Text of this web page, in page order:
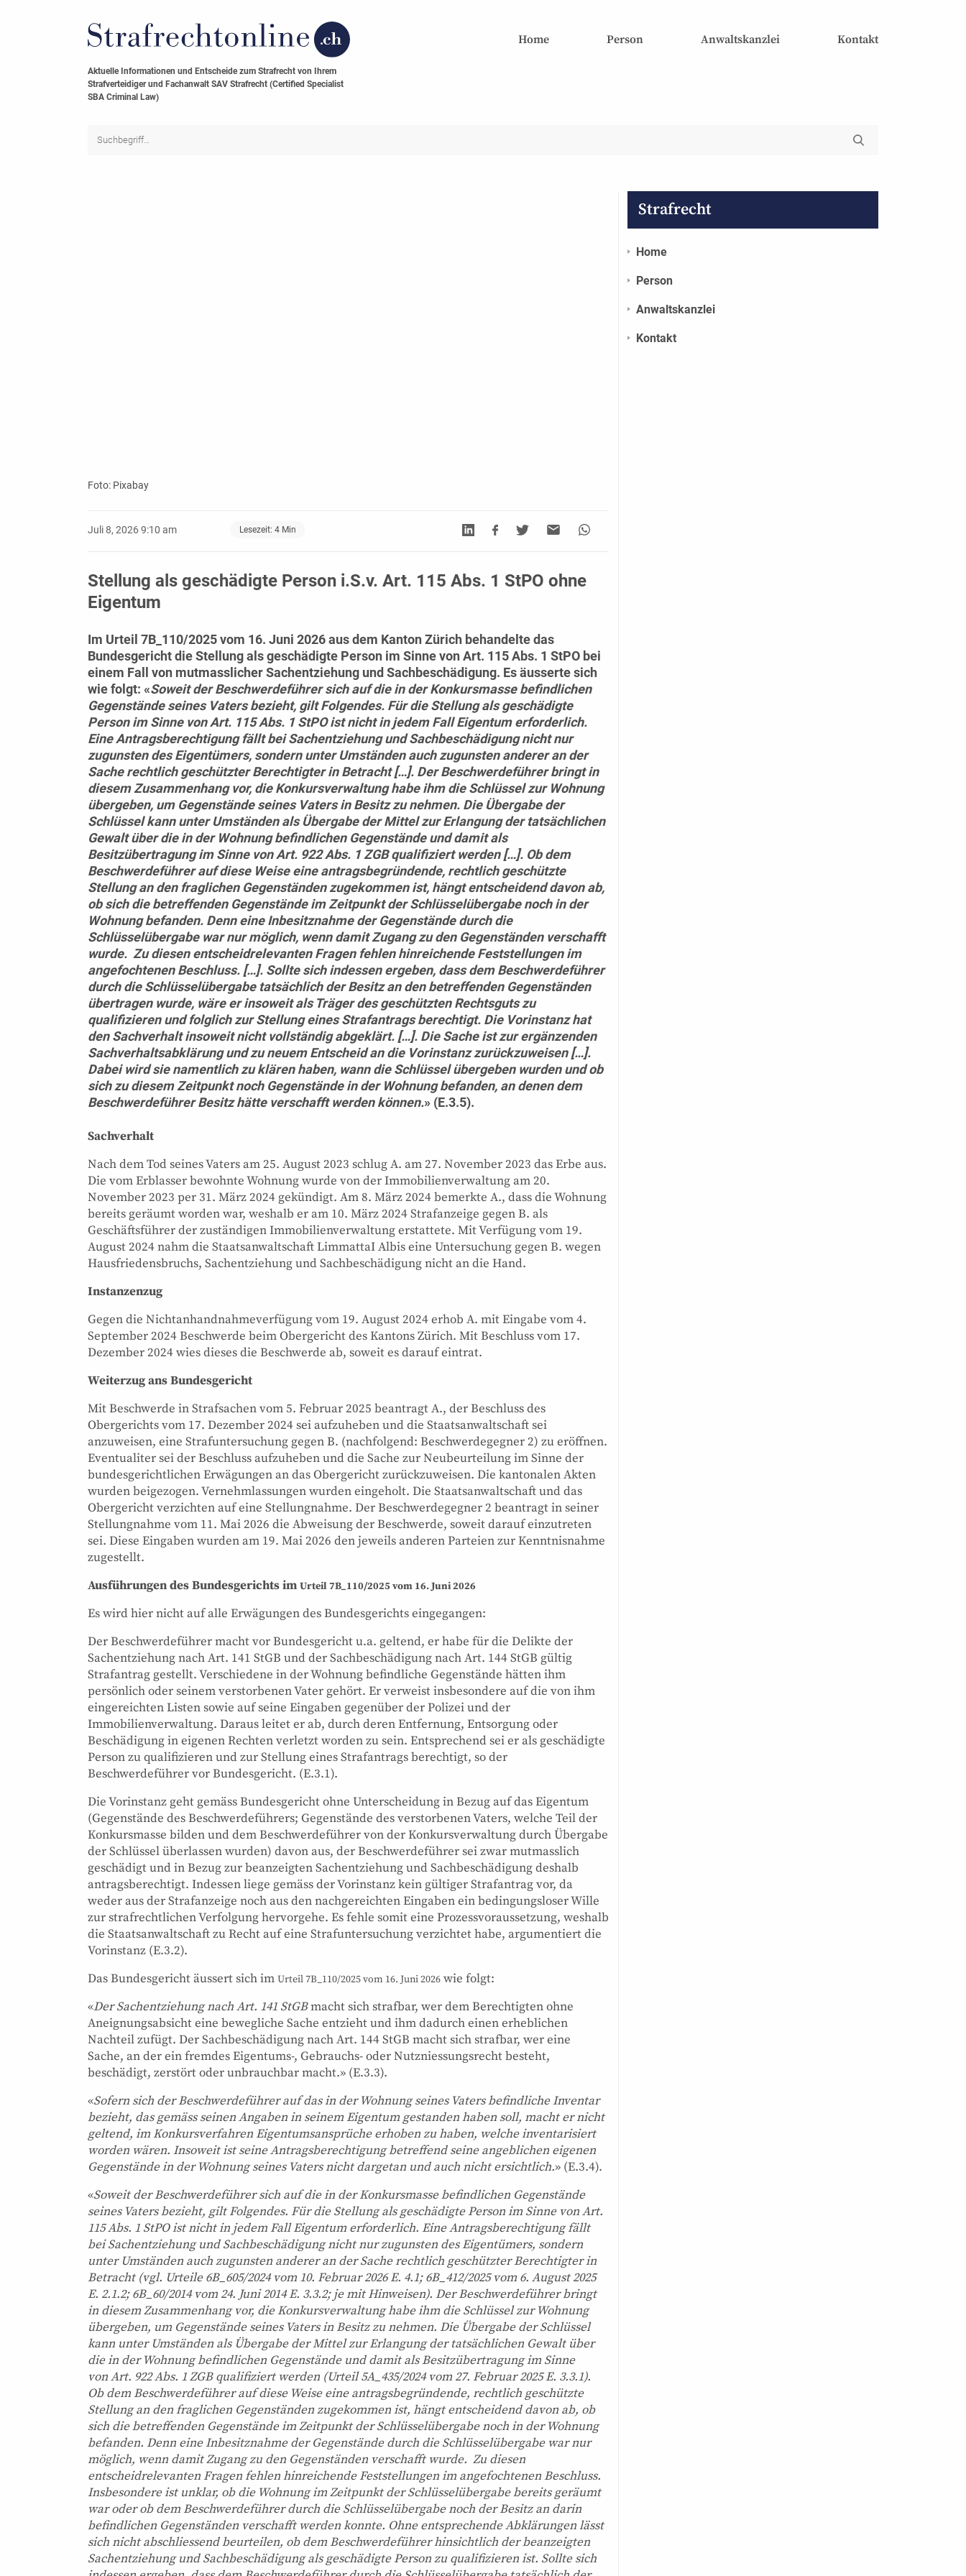
Aktuelle Informationen und Entscheide zum Strafrecht von Ihrem
Strafverteidiger und Fachanwalt SAV Strafrecht (Certified Specialist
SBA Criminal Law)
Home Person Anwaltskanzlei Kontakt
Foto: Pixabay
Juli 8, 2026 9:10 am Lesezeit: 4 Min
Stellung als geschädigte Person i.S.v. Art. 115 Abs. 1 StPO ohne
Eigentum
Im Urteil 7B_110/2025 vom 16. Juni 2026aus dem Kanton Zürich behandelte das
Bundesgericht die Stellung als geschädigte Person im Sinne von Art. 115 Abs. 1 StPO bei
einem Fall von mutmasslicher Sachentziehung und Sachbeschädigung. Es äusserte sich
wie folgt: «Soweit der Beschwerdeführer sich auf die in der Konkursmasse befindlichen
Gegenstände seines Vaters bezieht, gilt Folgendes. Für die Stellung als geschädigte
Person im Sinne von Art. 115 Abs. 1 StPO ist nicht in jedem Fall Eigentum erforderlich.
Eine Antragsberechtigung fällt bei Sachentziehung und Sachbeschädigung nicht nur
zugunsten des Eigentümers, sondern unter Umständen auch zugunsten anderer an der
Sache rechtlich geschützter Berechtigter in Betracht […]. Der Beschwerdeführer bringt in
diesem Zusammenhang vor, die Konkursverwaltung habe ihm die Schlüssel zur Wohnung
übergeben, um Gegenstände seines Vaters in Besitz zu nehmen. Die Übergabe der
Schlüssel kann unter Umständen als Übergabe der Mittel zur Erlangung der tatsächlichen
Gewalt über die in der Wohnung befindlichen Gegenstände und damit als
Besitzübertragung im Sinne von Art. 922 Abs. 1 ZGB qualifiziert werden […]. Ob dem
Beschwerdeführer auf diese Weise eine antragsbegründende, rechtlich geschützte
Stellung an den fraglichen Gegenständen zugekommen ist, hängt entscheidend davon ab,
ob sich die betreffenden Gegenstände im Zeitpunkt der Schlüsselübergabe noch in der
Wohnung befanden. Denn eine Inbesitznahme der Gegenstände durch die
Schlüsselübergabe war nur möglich, wenn damit Zugang zu den Gegenständen verschafft
wurde. Zu diesen entscheidrelevanten Fragen fehlen hinreichende Feststellungen im
angefochtenen Beschluss. […]. Sollte sich indessen ergeben, dass dem Beschwerdeführer
durch die Schlüsselübergabe tatsächlich der Besitz an den betreffenden Gegenständen
übertragen wurde, wäre er insoweit als Träger des geschützten Rechtsguts zu
qualifizieren und folglich zur Stellung eines Strafantrags berechtigt. Die Vorinstanz hat
den Sachverhalt insoweit nicht vollständig abgeklärt. […]. Die Sache ist zur ergänzenden
Sachverhaltsabklärung und zu neuem Entscheid an die Vorinstanz zurückzuweisen […].
Dabei wird sie namentlich zu klären haben, wann die Schlüssel übergeben wurden und ob
sich zu diesem Zeitpunkt noch Gegenstände in der Wohnung befanden, an denen dem
Beschwerdeführer Besitz hätte verschafft werden können.» (E.3.5).
Sachverhalt
Nach dem Tod seines Vaters am 25. August 2023 schlug A. am 27. November 2023 das Erbe aus.
Die vom Erblasser bewohnte Wohnung wurde von der Immobilienverwaltung am 20.
November 2023 per 31. März 2024 gekündigt. Am 8. März 2024 bemerkte A., dass die Wohnung
bereits geräumt worden war, weshalb er am 10. März 2024 Strafanzeige gegen B. als
Geschäftsführer der zuständigen Immobilienverwaltung erstattete. Mit Verfügung vom 19.
August 2024 nahm die Staatsanwaltschaft LimmattaI Albis eine Untersuchung gegen B. wegen
Hausfriedensbruchs, Sachentziehung und Sachbeschädigung nicht an die Hand.
Instanzenzug
Gegen die Nichtanhandnahmeverfügung vom 19. August 2024 erhob A. mit Eingabe vom 4.
September 2024 Beschwerde beim Obergericht des Kantons Zürich. Mit Beschluss vom 17.
Dezember 2024 wies dieses die Beschwerde ab, soweit es darauf eintrat.
Weiterzug ans Bundesgericht
Mit Beschwerde in Strafsachen vom 5. Februar 2025 beantragt A., der Beschluss des
Obergerichts vom 17. Dezember 2024 sei aufzuheben und die Staatsanwaltschaft sei
anzuweisen, eine Strafuntersuchung gegen B. (nachfolgend: Beschwerdegegner 2) zu eröffnen.
Eventualiter sei der Beschluss aufzuheben und die Sache zur Neubeurteilung im Sinne der
bundesgerichtlichen Erwägungen an das Obergericht zurückzuweisen. Die kantonalen Akten
wurden beigezogen. Vernehmlassungen wurden eingeholt. Die Staatsanwaltschaft und das
Obergericht verzichten auf eine Stellungnahme. Der Beschwerdegegner 2 beantragt in seiner
Stellungnahme vom 11. Mai 2026 die Abweisung der Beschwerde, soweit darauf einzutreten
sei. Diese Eingaben wurden am 19. Mai 2026 den jeweils anderen Parteien zur Kenntnisnahme
zugestellt.
Ausführungen des Bundesgerichts im Urteil 7B_110/2025 vom 16. Juni 2026
Es wird hier nicht auf alle Erwägungen des Bundesgerichts eingegangen:
Der Beschwerdeführer macht vor Bundesgericht u.a. geltend, er habe für die Delikte der
Sachentziehung nach Art. 141 StGB und der Sachbeschädigung nach Art. 144 StGB gültig
Strafantrag gestellt. Verschiedene in der Wohnung befindliche Gegenstände hätten ihm
persönlich oder seinem verstorbenen Vater gehört. Er verweist insbesondere auf die von ihm
eingereichten Listen sowie auf seine Eingaben gegenüber der Polizei und der
Immobilienverwaltung. Daraus leitet er ab, durch deren Entfernung, Entsorgung oder
Beschädigung in eigenen Rechten verletzt worden zu sein. Entsprechend sei er als geschädigte
Person zu qualifizieren und zur Stellung eines Strafantrags berechtigt, so der
Beschwerdeführer vor Bundesgericht. (E.3.1).
Die Vorinstanz geht gemäss Bundesgericht ohne Unterscheidung in Bezug auf das Eigentum
(Gegenstände des Beschwerdeführers; Gegenstände des verstorbenen Vaters, welche Teil der
Konkursmasse bilden und dem Beschwerdeführer von der Konkursverwaltung durch Übergabe
der Schlüssel überlassen wurden) davon aus, der Beschwerdeführer sei zwar mutmasslich
geschädigt und in Bezug zur beanzeigten Sachentziehung und Sachbeschädigung deshalb
antragsberechtigt. Indessen liege gemäss der Vorinstanz kein gültiger Strafantrag vor, da
weder aus der Strafanzeige noch aus den nachgereichten Eingaben ein bedingungsloser Wille
zur strafrechtlichen Verfolgung hervorgehe. Es fehle somit eine Prozessvoraussetzung, weshalb
die Staatsanwaltschaft zu Recht auf eine Strafuntersuchung verzichtet habe, argumentiert die
Vorinstanz (E.3.2).
Das Bundesgericht äussert sich im Urteil 7B_110/2025 vom 16. Juni 2026 wie folgt:
«Der Sachentziehung nach Art. 141 StGBmacht sich strafbar, wer dem Berechtigten ohne
Aneignungsabsicht eine bewegliche Sache entzieht und ihm dadurch einen erheblichen
Nachteil zufügt. Der Sachbeschädigung nach Art. 144 StGB macht sich strafbar, wer eine
Sache, an der ein fremdes Eigentums-, Gebrauchs- oder Nutzniessungsrecht besteht,
beschädigt, zerstört oder unbrauchbar macht.» (E.3.3).
«Sofern sich der Beschwerdeführer auf das in der Wohnung seines Vaters befindliche Inventar
bezieht, das gemäss seinen Angaben in seinem Eigentum gestanden haben soll, macht er nicht
geltend, im Konkursverfahren Eigentumsansprüche erhoben zu haben, welche inventarisiert
worden wären. Insoweit ist seine Antragsberechtigung betreffend seine angeblichen eigenen
Gegenstände in der Wohnung seines Vaters nicht dargetan und auch nicht ersichtlich.» (E.3.4).
«Soweit der Beschwerdeführer sich auf die in der Konkursmasse befindlichen Gegenstände
seines Vaters bezieht, gilt Folgendes. Für die Stellung als geschädigte Person im Sinne von Art.
115 Abs. 1 StPO ist nicht in jedem Fall Eigentum erforderlich. Eine Antragsberechtigung fällt
bei Sachentziehung und Sachbeschädigung nicht nur zugunsten des Eigentümers, sondern
unter Umständen auch zugunsten anderer an der Sache rechtlich geschützter Berechtigter in
Betracht (vgl. Urteile 6B_605/2024 vom 10. Februar 2026 E. 4.1; 6B_412/2025 vom 6. August 2025
E. 2.1.2; 6B_60/2014 vom 24. Juni 2014 E. 3.3.2; je mit Hinweisen). Der Beschwerdeführer bringt
in diesem Zusammenhang vor, die Konkursverwaltung habe ihm die Schlüssel zur Wohnung
übergeben, um Gegenstände seines Vaters in Besitz zu nehmen. Die Übergabe der Schlüssel
kann unter Umständen als Übergabe der Mittel zur Erlangung der tatsächlichen Gewalt über
die in der Wohnung befindlichen Gegenstände und damit als Besitzübertragung im Sinne
von Art. 922 Abs. 1 ZGB qualifiziert werden (Urteil 5A_435/2024 vom 27. Februar 2025 E. 3.3.1).
Ob dem Beschwerdeführer auf diese Weise eine antragsbegründende, rechtlich geschützte
Stellung an den fraglichen Gegenständen zugekommen ist, hängt entscheidend davon ab, ob
sich die betreffenden Gegenstände im Zeitpunkt der Schlüsselübergabe noch in der Wohnung
befanden. Denn eine Inbesitznahme der Gegenstände durch die Schlüsselübergabe war nur
möglich, wenn damit Zugang zu den Gegenständen verschafft wurde. Zu diesen
entscheidrelevanten Fragen fehlen hinreichende Feststellungen im angefochtenen Beschluss.
Insbesondere ist unklar, ob die Wohnung im Zeitpunkt der Schlüsselübergabe bereits geräumt
war oder ob dem Beschwerdeführer durch die Schlüsselübergabe noch der Besitz an darin
befindlichen Gegenständen verschafft werden konnte. Ohne entsprechende Abklärungen lässt
sich nicht abschliessend beurteilen, ob dem Beschwerdeführer hinsichtlich der beanzeigten
Sachentziehung und Sachbeschädigung als geschädigte Person zu qualifizieren ist. Sollte sich
Strafrecht
Home
Person
Anwaltskanzlei
Kontakt